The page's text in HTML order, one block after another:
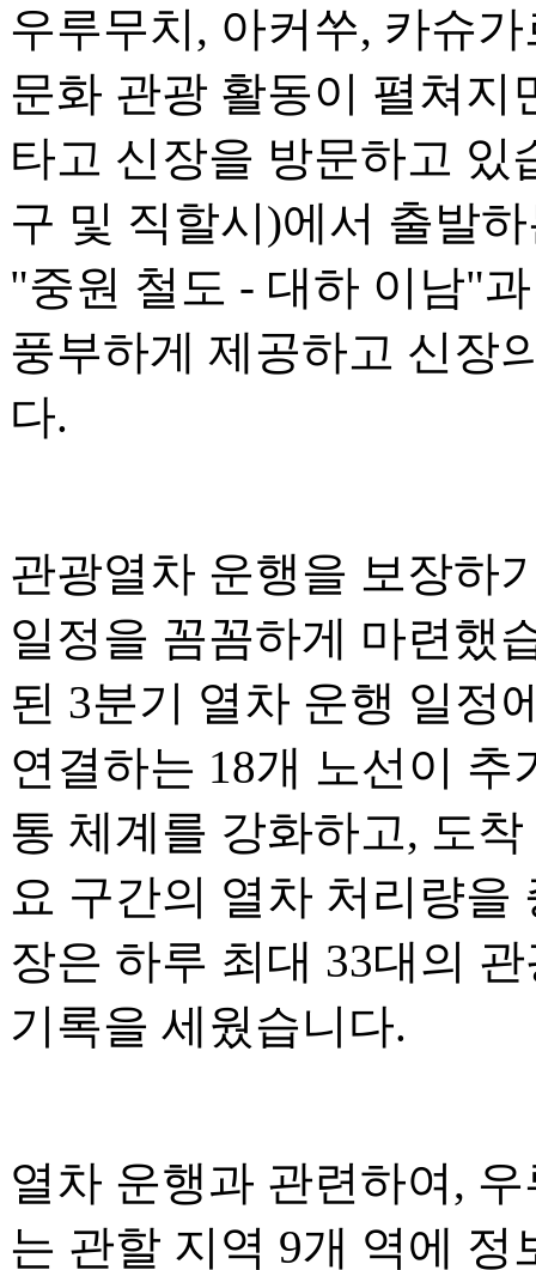
우루무치, 아커쑤, 카슈
문화 관광 활동이 펼쳐지
타고 신장을 방문하고 있
구 및 직할시)에서 출발
"중원 철도 - 대하 이남"
풍부하게 제공하고 신장
다.
관광열차 운행을 보장하
일정을 꼼꼼하게 마련했
된 3분기 열차 운행 일정
연결하는 18개 노선이
통 체계를 강화하고, 도
요 구간의 열차 처리량을
장은 하루 최대 33대의
기록을 세웠습니다.
열차 운행과 관련하여,
는 관할 지역 9개 역에